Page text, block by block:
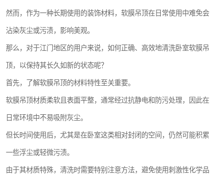
然而，作为一种长期使用的装饰材料，软膜吊顶在日常使用中难免会
沾染灰尘或污渍，影响美观。
那么，对于江门地区的用户来说，如何正确、高效地清洗卧室软膜吊
顶，以保持其长久如新的状态呢？
首先，了解软膜吊顶的材料特性至关重要。
软膜吊顶材质柔软且表面平整，通常经过抗静电和防污处理，因此在
日常环境中不易吸附灰尘。
但长时间使用后，尤其是在卧室这类相对封闭的空间，仍然可能积累
一些浮尘或轻微污渍。
由于其材质特殊，清洗时需要特别注意方法，避免使用刺激性化学品